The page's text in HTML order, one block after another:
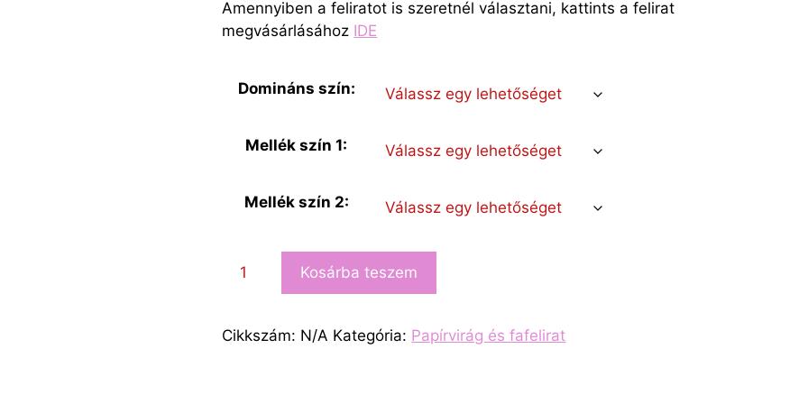
Amennyiben a feliratot is szeretnél választani, kattints a felirat
megvásárlásához IDE
Domináns szín:
Mellék szín 1:
Mellék szín 2:
Kosárba teszem
Cikkszám: N/A Kategória: Papírvirág és fafelirat